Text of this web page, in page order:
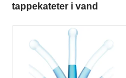
tappekateter i vand